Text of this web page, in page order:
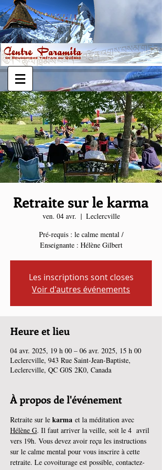
Retraite sur le karma
ven. 04 avr.
  |
Leclercville
Pré-requis : le calme mental /
Enseignante : Hélène Gilbert
Les inscriptions sont closes
Voir d'autres événements
Heure et lieu
04 avr. 2025, 19 h 00 – 06 avr. 2025, 15 h 00
Leclercville, 943 Rue Saint-Jean-Baptiste,
Leclercville, QC G0S 2K0, Canada
À propos de l'événement
Retraite sur le karma et la méditation avec
Hélène G. Il faut arriver la veille, soit le 4  avril
vers 19h. Vous devez avoir reçu les instructions
sur le calme mental pour vous inscrire à cette
retraite. Le covoiturage est possible, contactez-